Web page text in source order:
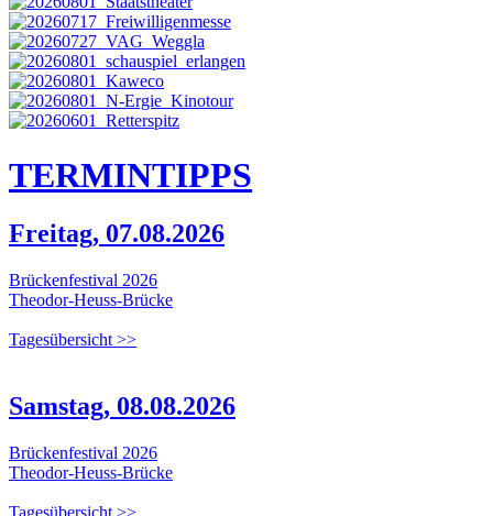
TERMINTIPPS
Freitag, 07.08.2026
Brückenfestival 2026
Theodor-Heuss-Brücke
Tagesübersicht >>
Samstag, 08.08.2026
Brückenfestival 2026
Theodor-Heuss-Brücke
Tagesübersicht >>